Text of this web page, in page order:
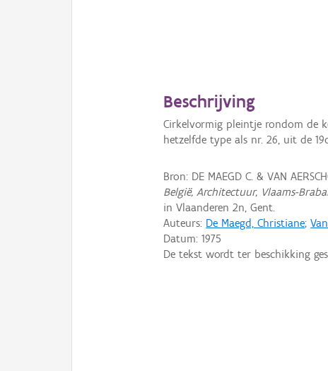
Beschrijving
Cirkelvormig pleintje rondom de
hetzelfde type als nr. 26, uit de
Bron: DE MAEGD C. & VAN
België, Architectuur, Vlaams-
in Vlaanderen 2n, Gent.
Auteurs: De Maegd, Christiane;
Datum:1975
De tekst wordt ter beschikking